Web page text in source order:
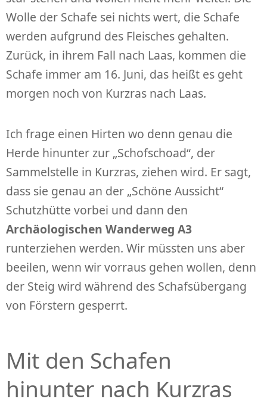
Wolle der Schafe sei nichts wert, die Schafe
werden aufgrund des Fleisches gehalten.
Zurück, in ihrem Fall nach Laas, kommen die
Schafe immer am 16. Juni, das heißt es geht
morgen noch von Kurzras nach Laas.
Ich frage einen Hirten wo denn genau die
Herde hinunter zur „Schofschoad“, der
Sammelstelle in Kurzras, ziehen wird. Er sagt,
dass sie genau an der „Schöne Aussicht“
Schutzhütte vorbei und dann den
Archäologischen Wanderweg A3
runterziehen werden. Wir müssten uns aber
beeilen, wenn wir vorraus gehen wollen, denn
der Steig wird während des Schafsübergang
von Förstern gesperrt.
Mit den Schafen
hinunter nach Kurzras